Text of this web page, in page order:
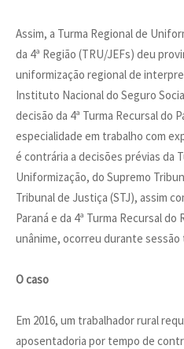
Assim, a Turma Regional de
da 4ª Região (TRU/JEFs) deu
uniformização regional de
Instituto Nacional do Seguro
decisão da 4ª Turma Recursal do
especialidade em trabalho com
é contrária a decisões prévias da
Uniformização, do Supremo
Tribunal de Justiça (STJ), assim
Paraná e da 4ª Turma Recursal do
unânime, ocorreu durante
O caso
Em 2016, um trabalhador rural
aposentadoria por tempo de